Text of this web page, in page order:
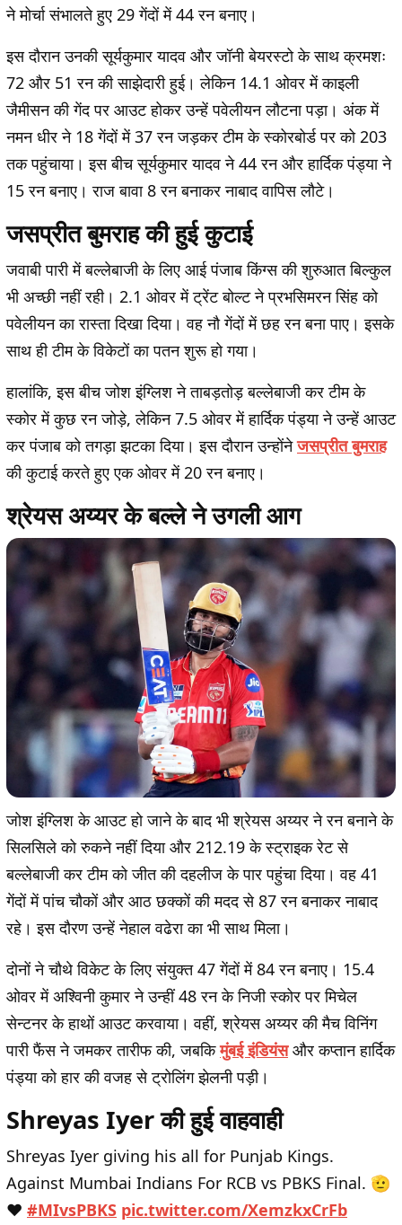
ने मोर्चा संभालते हुए 29 गेंदों में 44 रन बनाए।
इस दौरान उनकी सूर्यकुमार यादव और जॉनी बेयरस्टो के साथ क्रमशः
72 और 51 रन की साझेदारी हुई। लेकिन 14.1 ओवर में काइली
जैमीसन की गेंद पर आउट होकर उन्हें पवेलीयन लौटना पड़ा। अंक में
नमन धीर ने 18 गेंदों में 37 रन जड़कर टीम के स्कोरबोर्ड पर को 203
तक पहुंचाया। इस बीच सूर्यकुमार यादव ने 44 रन और हार्दिक पंड्या ने
15 रन बनाए। राज बावा 8 रन बनाकर नाबाद वापिस लौटे।
जसप्रीत बुमराह की हुई कुटाई
जवाबी पारी में बल्लेबाजी के लिए आई पंजाब किंग्स की शुरुआत बिल्कुल
भी अच्छी नहीं रही। 2.1 ओवर में ट्रेंट बोल्ट ने प्रभसिमरन सिंह को
पवेलीयन का रास्ता दिखा दिया। वह नौ गेंदों में छह रन बना पाए। इसके
साथ ही टीम के विकेटों का पतन शुरू हो गया।
हालांकि, इस बीच जोश इंग्लिश ने ताबड़तोड़ बल्लेबाजी कर टीम के
स्कोर में कुछ रन जोड़े, लेकिन 7.5 ओवर में हार्दिक पंड्या ने उन्हें आउट
कर पंजाब को तगड़ा झटका दिया। इस दौरान उन्होंनेजसप्रीत बुमराह
की कुटाई करते हुए एक ओवर में 20 रन बनाए।
श्रेयस अय्यर के बल्ले ने उगली आग
जोश इंग्लिश के आउट हो जाने के बाद भी श्रेयस अय्यर ने रन बनाने के
सिलसिले को रुकने नहीं दिया और 212.19 के स्ट्राइक रेट से
बल्लेबाजी कर टीम को जीत की दहलीज के पार पहुंचा दिया। वह 41
गेंदों में पांच चौकों और आठ छक्कों की मदद से 87 रन बनाकर नाबाद
रहे। इस दौरण उन्हें नेहाल वढेरा का भी साथ मिला।
दोनों ने चौथे विकेट के लिए संयुक्त 47 गेंदों में 84 रन बनाए। 15.4
ओवर में अश्विनी कुमार ने उन्हीं 48 रन के निजी स्कोर पर मिचेल
सेन्टनर के हाथों आउट करवाया। वहीं, श्रेयस अय्यर की मैच विनिंग
पारी फैंस ने जमकर तारीफ की, जबकिमुंबई इंडियंसऔर कप्तान हार्दिक
पंड्या को हार की वजह से ट्रोलिंग झेलनी पड़ी।
Shreyas Iyer की हुई वाहवाही
Shreyas Iyer giving his all for Punjab Kings.
Against Mumbai Indians For RCB vs PBKS Final. 🫡
❤️ #MIvsPBKS pic.twitter.com/XemzkxCrFb